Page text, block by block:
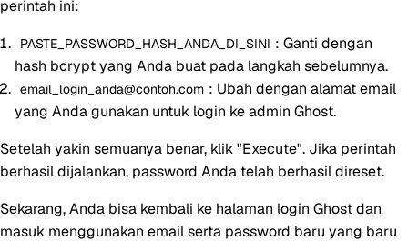
perintah ini:
PASTE_PASSWORD_HASH_ANDA_DI_SINI : Ganti dengan
hash bcrypt yang Anda buat pada langkah sebelumnya.
email_login_anda@contoh.com : Ubah dengan alamat email
yang Anda gunakan untuk login ke admin Ghost.
Setelah yakin semuanya benar, klik "Execute". Jika perintah
berhasil dijalankan, password Anda telah berhasil direset.
Sekarang, Anda bisa kembali ke halaman login Ghost dan
masuk menggunakan email serta password baru yang baru